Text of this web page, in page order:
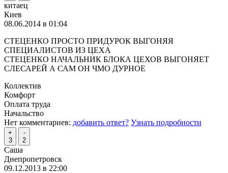
китаец
Киев
08.06.2014 в 01:04
СТЕЦЕНКО ПРОСТО ПРИДУРОК ВЫГОНЯЯ
СПЕЦИАЛИСТОВ ИЗ ЦЕХА
СТЕЦЕНКО НАЧАЛЬНИК БЛОКА ЦЕХОВ ВЫГОНЯЕТ
СЛЕСАРЕЙ А САМ ОН ЧМО ДУРНОЕ
Коллектив
Комфорт
Оплата труда
Начальство
Нет комментариев: добавить ответ? Узнать подробности
+
3
-
2
Саша
Днепропетровск
09.12.2013 в 22:00